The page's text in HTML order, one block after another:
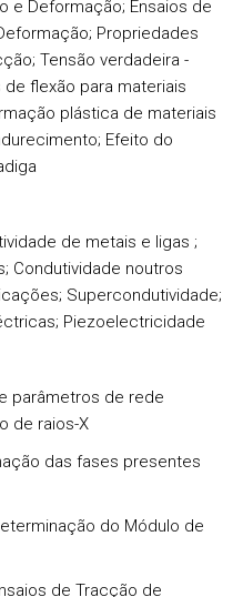
e Deformação; Ensaios de
Propriedades
Tensão verdadeira -
flexão para materiais
plástica de materiais
Efeito do
de metais e ligas ;
Condutividade noutros
Supercondutividade;
Piezoelectricidade
parâmetros de rede
de raios-X
das fases presentes
do Módulo de
de Tracção de